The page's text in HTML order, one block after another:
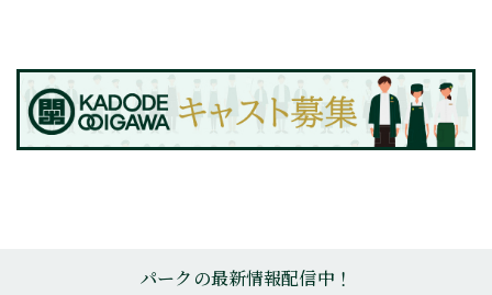
パークの最新情報配信中！